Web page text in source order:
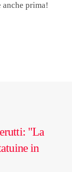
prima!
"La
in